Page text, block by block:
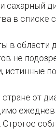
сахарный
в списке
в области
не
истинные
от
Строгое